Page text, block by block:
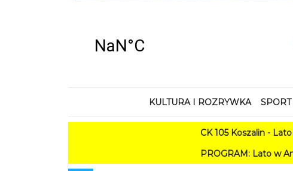
KULTURA I ROZRYWKA
CK 105 Koszalin - Lato w
PROGRAM: Lato w